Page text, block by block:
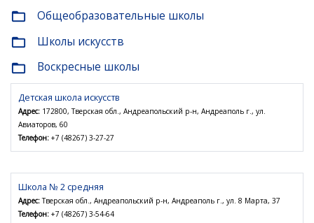
folder_open Общеобразовательные школы
folder_open Школы искусств
folder_open Воскресные школы
Детская школа искусств
Адрес: 172800, Тверская обл., Андреапольский р-н, Андреаполь г., ул.
Авиаторов, 60
Телефон: +7 (48267) 3-27-27
Школа № 2 средняя
Адрес:Тверская обл., Андреапольский р-н, Андреаполь г., ул. 8 Марта, 37
Телефон: +7 (48267) 3-54-64